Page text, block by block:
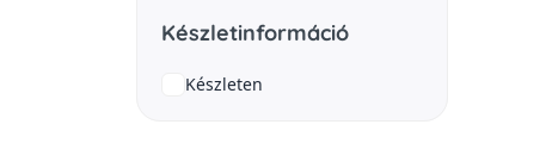
Készletinformáció
Készleten